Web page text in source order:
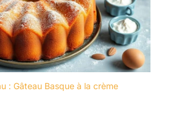
: Gâteau Basque à la crème